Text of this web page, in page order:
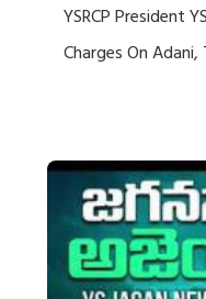
YSRCP President
Charges On